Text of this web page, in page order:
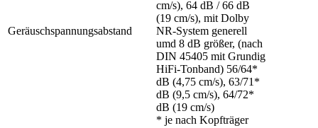
Geräuschspannungsabstand
cm/s), 64 dB / 66 dB
(19 cm/s), mit Dolby
NR-System generell
umd 8 dB größer, (nach
DIN 45405 mit Grundig
HiFi-Tonband) 56/64*
dB (4,75 cm/s), 63/71*
dB (9,5 cm/s), 64/72*
dB (19 cm/s)
* je nach Kopfträger